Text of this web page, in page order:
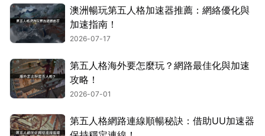
澳洲暢玩第五人格加速器推薦：網絡優化與
加速指南！
2026-07-17
第五人格海外要怎麼玩？網路最佳化與加速
攻略！
2026-07-01
第五人格網路連線順暢秘訣：借助UU加速器